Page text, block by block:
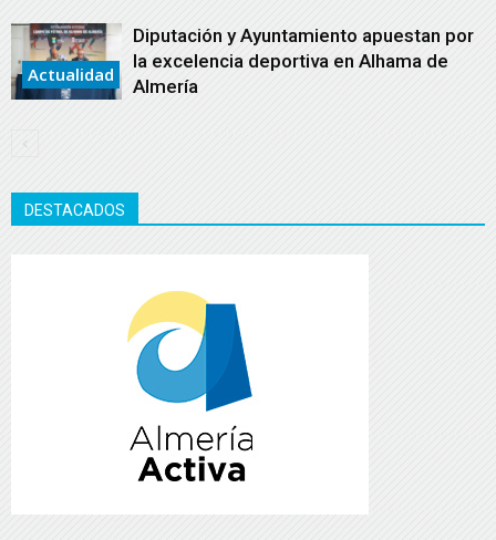
Actualidad
Diputación y Ayuntamiento apuestan por
la excelencia deportiva en Alhama de
Almería
DESTACADOS